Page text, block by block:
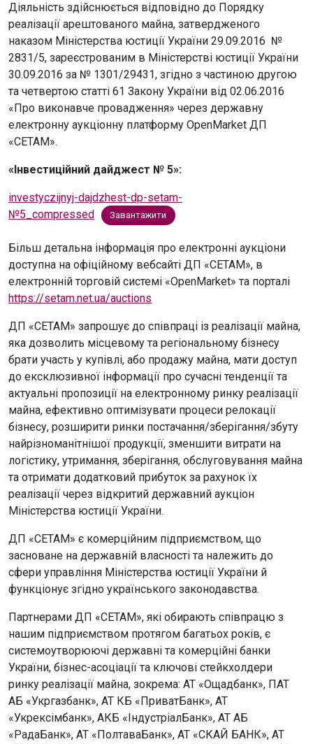
Діяльність здійснюється відповідно до Порядку
реалізації арештованого майна, затвердженого
наказом Міністерства юстиції України 29.09.2016 №
2831/5, зареєстрованим в Міністерстві юстиції України
30.09.2016 за № 1301/29431, згідно з частиною другою
та четвертою статті 61 Закону України від 02.06.2016
«Про виконавче провадження» через державну
електронну аукціонну платформу OpenMarket ДП
«СЕТАМ».
«Інвестиційний дайджест № 5»:
investyczijnyj-dajdzhest-dp-setam-
№5_compressed
Завантажити
Більш детальна інформація про електронні аукціони
доступна на офіційному вебсайті ДП «СЕТАМ», в
електронній торговій системі «OpenMarket» та порталі
https://setam.net.ua/auctions
ДП «СЕТАМ» запрошує до співпраці із реалізації майна,
яка дозволить місцевому та регіональному бізнесу
брати участь у купівлі, або продажу майна, мати доступ
до ексклюзивної інформації про сучасні тенденції та
актуальні пропозиції на електронному ринку реалізації
майна, ефективно оптимізувати процеси релокації
бізнесу, розширити ринки постачання/зберігання/збуту
найрізноманітнішої продукції, зменшити витрати на
логістику, утримання, зберігання, обслуговування майна
та отримати додатковий прибуток за рахунок їх
реалізації через відкритий державний аукціон
Міністерства юстиції України.
ДП «СЕТАМ» є комерційним підприємством, що
засноване на державній власності та належить до
сфери управління Міністерства юстиції України й
функціонує згідно українського законодавства.
Партнерами ДП «СЕТАМ», які обирають співпрацю з
нашим підприємством протягом багатьох років, є
системоутворюючі державні та комерційні банки
України, бізнес-асоціації та ключові стейкхолдери
ринку реалізації майна, зокрема: АТ «Ощадбанк», ПАТ
АБ «Укргазбанк», АТ КБ «ПриватБанк», АТ
«Укрексімбанк», АКБ «ІндустріалБанк», АТ АБ
«РадаБанк», АТ «ПолтаваБанк», АТ «СКАЙ БАНК», АТ